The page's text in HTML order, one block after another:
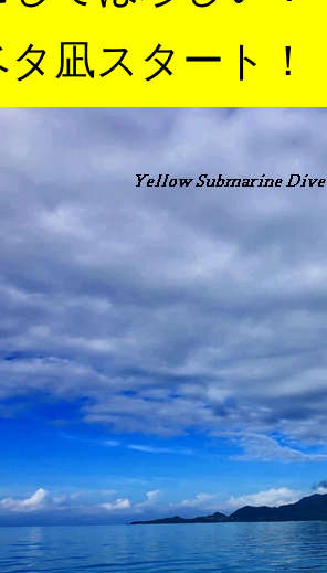
凪スタート！